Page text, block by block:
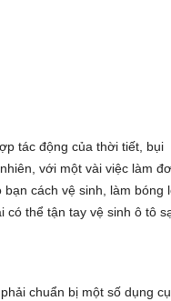
tác động của thời tiết, bụi
với một vài việc làm
cách vệ sinh, làm bóng
có thể tận tay vệ sinh ô tô
chuẩn bị một số dụng cụ